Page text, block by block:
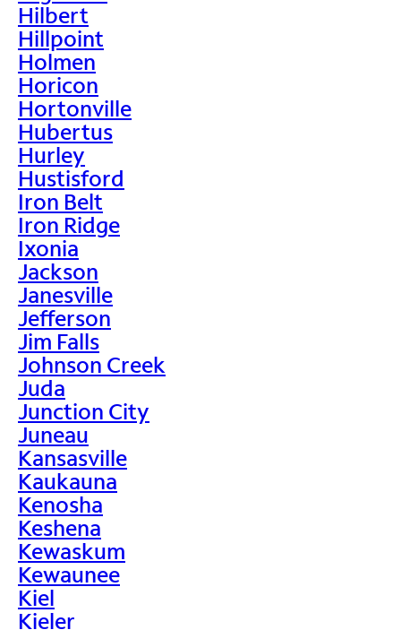
Hilbert
Hillpoint
Holmen
Horicon
Hortonville
Hubertus
Hurley
Hustisford
Iron Belt
Iron Ridge
Ixonia
Jackson
Janesville
Jefferson
Jim Falls
Johnson Creek
Juda
Junction City
Juneau
Kansasville
Kaukauna
Kenosha
Keshena
Kewaskum
Kewaunee
Kiel
Kieler